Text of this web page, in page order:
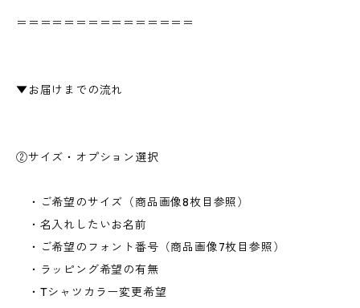
＝＝＝＝＝＝＝＝＝＝＝＝＝＝＝
▼お届けまでの流れ
②サイズ・オプション選択
・ご希望のサイズ（商品画像8枚目参照）
・名入れしたいお名前
・ご希望のフォント番号（商品画像7枚目参照）
・ラッピング希望の有無
・Tシャツカラー変更希望